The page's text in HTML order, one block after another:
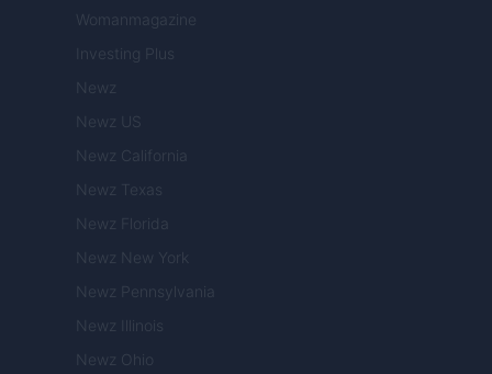
Womanmagazine
Investing Plus
Newz
Newz US
Newz California
Newz Texas
Newz Florida
Newz New York
Newz Pennsylvania
Newz Illinois
Newz Ohio